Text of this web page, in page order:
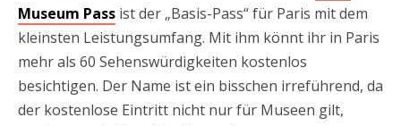
Museum Pass ist der „Basis-Pass“ für Paris mit dem
kleinsten Leistungsumfang. Mit ihm könnt ihr in Paris
mehr als 60 Sehenswürdigkeiten kostenlos
besichtigen. Der Name ist ein bisschen irreführend, da
der kostenlose Eintritt nicht nur für Museen gilt,